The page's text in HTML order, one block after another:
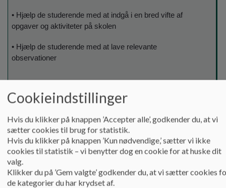
• Hjælp de studerende med at indgå i en bred vifte af
opgaver og aktiviteter på skolen
• Hjælp de studerende med at lave relevante
observationer
Velkomstdag
forløbet på
skolen på 1.
årgang
Så snart vi modtager informationer fra
velkomstdage og navne på de studerende,
inviterer vi til første velkomstdag
på skolen.
Cookieindstillinger
Hvis du klikker på knappen ’Accepter alle’, godkender du, at vi
sætter cookies til brug for statistik.
Hvis du klikker på knappen ’Kun nødvendige,’ sætter vi ikke
cookies til statistik – vi benytter dog en cookie for at huske dit
valg.
Klikker du på ’Gem valgte’ godkender du, at vi sætter cookies
de kategorier du har krydset af.